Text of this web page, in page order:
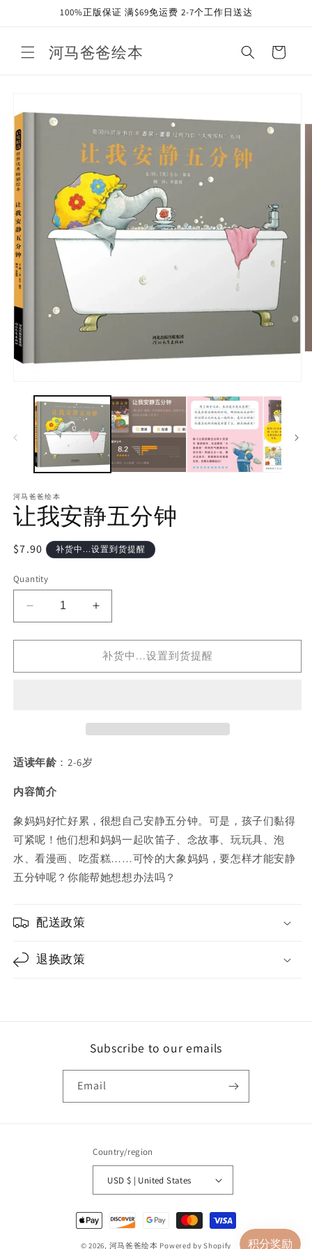
100%正版保证 满$69免运费 2-7个工作日送达
河马爸爸绘本 Cart
information
河马爸爸绘本
让我安静五分钟
Regular
$7.90 补货中...设置到货提醒
Quantity
Decrease
quantity
for
我
钟
Increase
quantity
for
让
我
五
补货中...设置到货提醒
适读年龄 ：2-6岁
内容简介
象妈妈好忙好累，很想自己安静五分钟。可是，孩子们黏得
可紧呢！他们想和妈妈一起吹笛子、念故事、玩玩具、泡
水、看漫画、吃蛋糕……可怜的大象妈妈，要怎样才能安静
五分钟呢？你能帮她想想办法吗？
配送政策
退换政策
Subscribe to our emails
Email
Country/region
USD $ | United States
Payment
methods
© 2026, 河马爸爸绘本 Powered by Shopify